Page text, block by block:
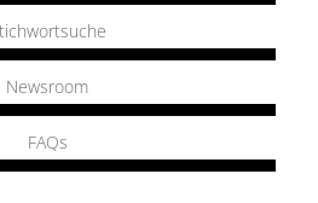
Newsroom
FAQs